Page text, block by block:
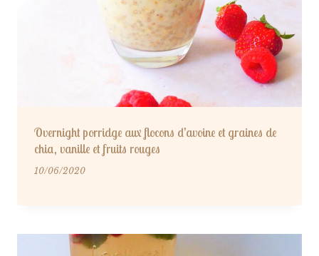
Overnight porridge aux flocons d’avoine et graines de
chia, vanille et fruits rouges
10/06/2020